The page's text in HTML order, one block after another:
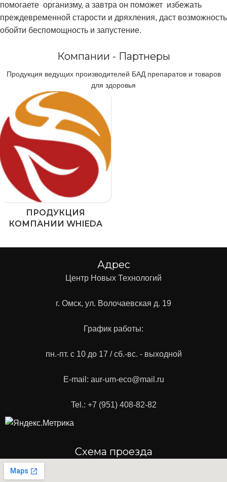
помогаете организму, а завтра он поможет избежать
преждевременной старости и дряхления, даст возможность
обойти беспомощность и запустение.
Компании - Партнеры
Продукция ведущих производителей БАД препаратов и товаров
для здоровья
ПРОДУКЦИЯ
КОМПАНИИ WHIEDA
Адрес
Центр Новых Технологий
г. Омск, ул. Волочаевская д. 19
График работы:
пн.-пт. с 10 до 17 / сб.-вс. - выходной
E-mail: aur-um-eco@mail.ru
Tel.: +7 (951) 408-82-82
Схема проезда